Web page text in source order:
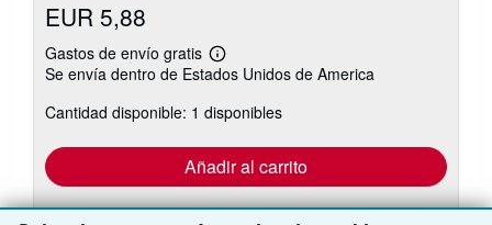
EUR 5,88
Gastos de envío gratis
Más
información
las
tarifas
envío
Se envía dentro de Estados Unidos de America
Cantidad disponible: 1 disponibles
Añadir al carrito